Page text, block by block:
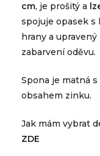
cm, je prošitý a
spojuje opasek s
hrany a
zabarvení oděvu.
Spona je matná
obsahem zinku.
Jak mám vybrat
ZDE